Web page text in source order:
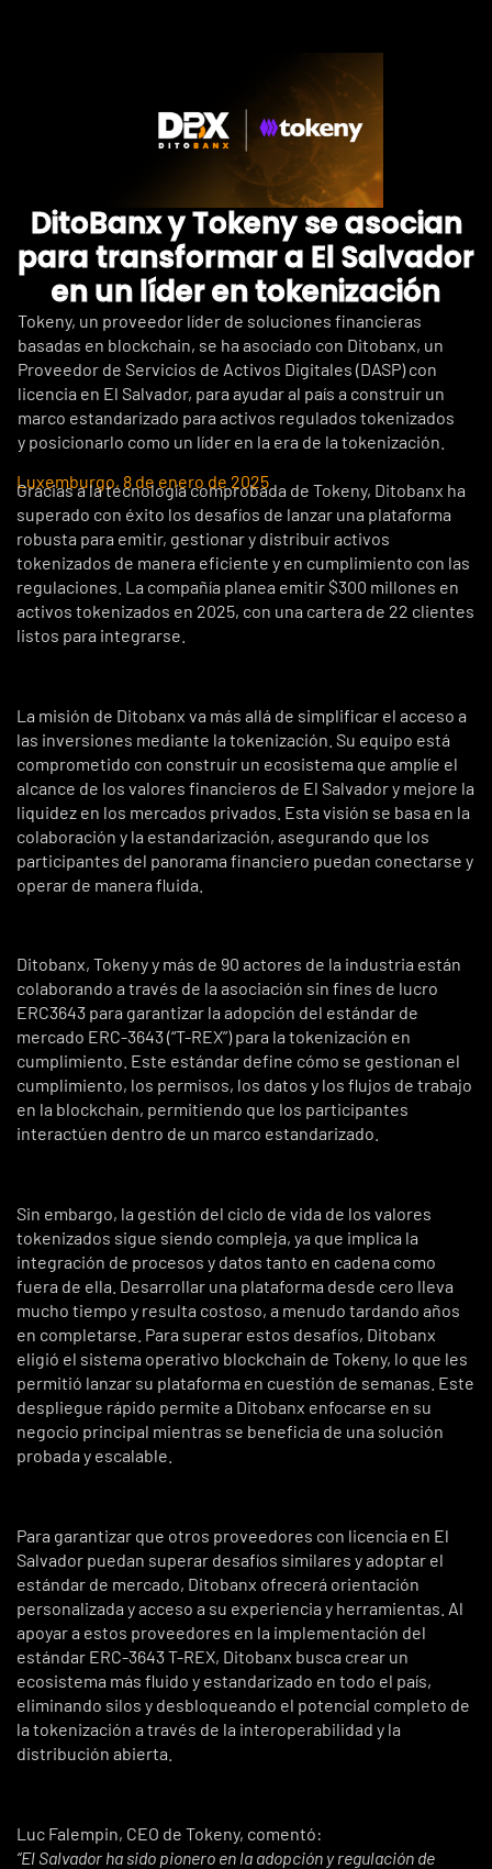
DitoBanx y Tokeny se asocian
para transformar a El Salvador
en un líder en tokenización
Tokeny, un proveedor líder de soluciones financieras
basadas en blockchain, se ha asociado con Ditobanx, un
Proveedor de Servicios de Activos Digitales (DASP) con
licencia en El Salvador, para ayudar al país a construir un
marco estandarizado para activos regulados tokenizados
y posicionarlo como un líder en la era de la tokenización.
Luxemburgo, 8 de enero de 2025
Gracias a la tecnología comprobada de Tokeny, Ditobanx ha
superado con éxito los desafíos de lanzar una plataforma
robusta para emitir, gestionar y distribuir activos
tokenizados de manera eficiente y en cumplimiento con las
regulaciones. La compañía planea emitir $300 millones en
activos tokenizados en 2025, con una cartera de 22 clientes
listos para integrarse.
La misión de Ditobanx va más allá de simplificar el acceso a
las inversiones mediante la tokenización. Su equipo está
comprometido con construir un ecosistema que amplíe el
alcance de los valores financieros de El Salvador y mejore la
liquidez en los mercados privados. Esta visión se basa en la
colaboración y la estandarización, asegurando que los
participantes del panorama financiero puedan conectarse y
operar de manera fluida.
Ditobanx, Tokeny y más de 90 actores de la industria están
colaborando a través de la asociación sin fines de lucro
ERC3643 para garantizar la adopción del estándar de
mercado ERC-3643 (“T-REX”) para la tokenización en
cumplimiento. Este estándar define cómo se gestionan el
cumplimiento, los permisos, los datos y los flujos de trabajo
en la blockchain, permitiendo que los participantes
interactúen dentro de un marco estandarizado.
Sin embargo, la gestión del ciclo de vida de los valores
tokenizados sigue siendo compleja, ya que implica la
integración de procesos y datos tanto en cadena como
fuera de ella. Desarrollar una plataforma desde cero lleva
mucho tiempo y resulta costoso, a menudo tardando años
en completarse. Para superar estos desafíos, Ditobanx
eligió el sistema operativo blockchain de Tokeny, lo que les
permitió lanzar su plataforma en cuestión de semanas. Este
despliegue rápido permite a Ditobanx enfocarse en su
negocio principal mientras se beneficia de una solución
probada y escalable.
Para garantizar que otros proveedores con licencia en El
Salvador puedan superar desafíos similares y adoptar el
estándar de mercado, Ditobanx ofrecerá orientación
personalizada y acceso a su experiencia y herramientas. Al
apoyar a estos proveedores en la implementación del
estándar ERC-3643 T-REX, Ditobanx busca crear un
ecosistema más fluido y estandarizado en todo el país,
eliminando silos y desbloqueando el potencial completo de
la tokenización a través de la interoperabilidad y la
distribución abierta.
Luc Falempin, CEO de Tokeny, comentó:
“El Salvador ha sido pionero en la adopción y regulación de